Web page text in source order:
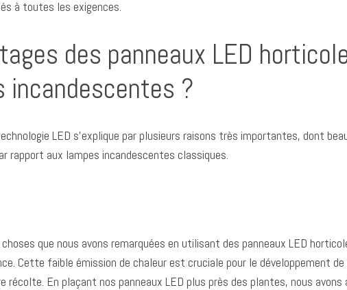
à toutes les exigences.
des panneaux LED
incandescentes ?
LED s’explique par plusieurs raisons très importantes, dont
rapport aux lampes incandescentes classiques.
que nous avons remarquées en utilisant des panneaux LED
Cette faible émission de chaleur est cruciale pour le développement
récolte. En plaçant nos panneaux LED plus près des plantes, nous